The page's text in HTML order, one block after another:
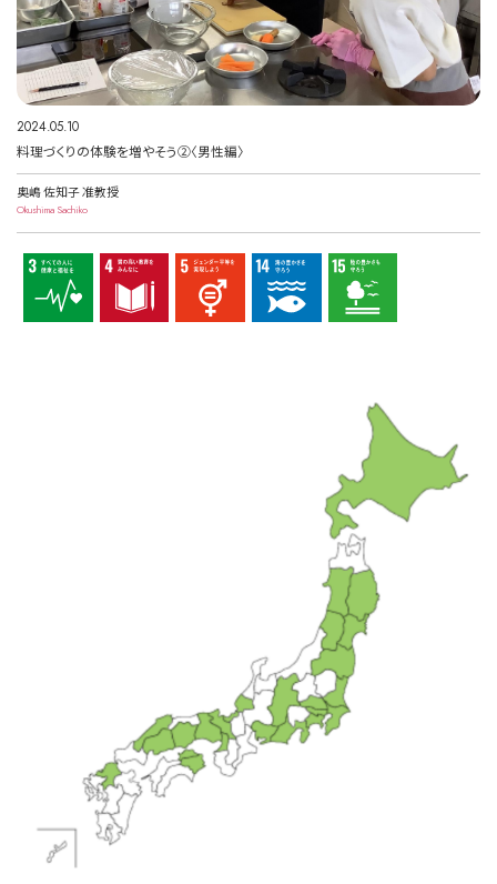
2024.05.10
料理づくりの体験を増やそう②〈男性編〉
奥嶋 佐知子 准教授
Okushima Sachiko